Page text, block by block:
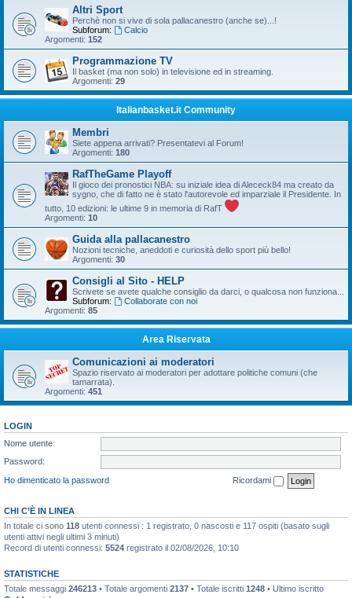
Altri Sport
Perchè non si vive di sola pallacanestro (anche se)...!
Subforum:
Calcio
Argomenti: 152
Programmazione TV
Il basket (ma non solo) in televisione ed in streaming.
Argomenti: 29
Italianbasket.it Community
Membri
Siete appena arrivati? Presentatevi al Forum!
Argomenti: 180
RafTheGame Playoff
Il gioco dei pronostici NBA: su iniziale idea di Alececk84 ma creato da
sygno, che di fatto ne è stato l'autorevole ed imparziale il Presidente. In
tutto, 10 edizioni: le ultime 9 in memoria di RafT
Argomenti: 10
Guida alla pallacanestro
Nozioni tecniche, aneddoti e curiosità dello sport più bello!
Argomenti: 30
Consigli al Sito - HELP
Scrivete se avete qualche consiglio da darci, o qualcosa non funziona...
Subforum:
Collaborate con noi
Argomenti: 85
Area Riservata
Comunicazioni ai moderatori
Spazio riservato ai moderatori per adottare politiche comuni (che
tamarrata).
Argomenti: 451
LOGIN
Nome utente:
Password:
Ho dimenticato la password
Ricordami
CHI C’È IN LINEA
In totale ci sono 118 utenti connessi : 1 registrato, 0 nascosti e 117 ospiti (basato sugli
utenti attivi negli ultimi 3 minuti)
Record di utenti connessi: 5524 registrato il 02/08/2026, 10:10
STATISTICHE
Totale messaggi 246213 • Totale argomenti 2137 • Totale iscritti 1248 • Ultimo iscritto